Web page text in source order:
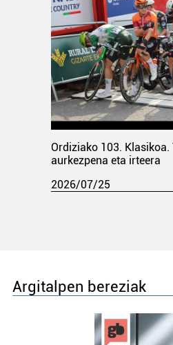
Ordiziako 103.
aurkezpena eta irteera
2026/07/25
Argitalpen bereziak